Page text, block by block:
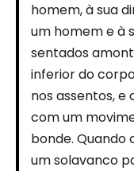
homem, à sua
um homem e à
sentados
inferior do
nos assentos,
com um
bonde. Quando
um solavanco